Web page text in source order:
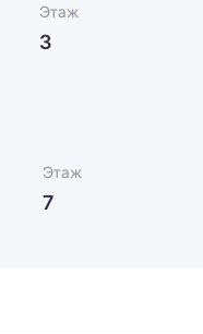
Этаж
3
Этаж
7